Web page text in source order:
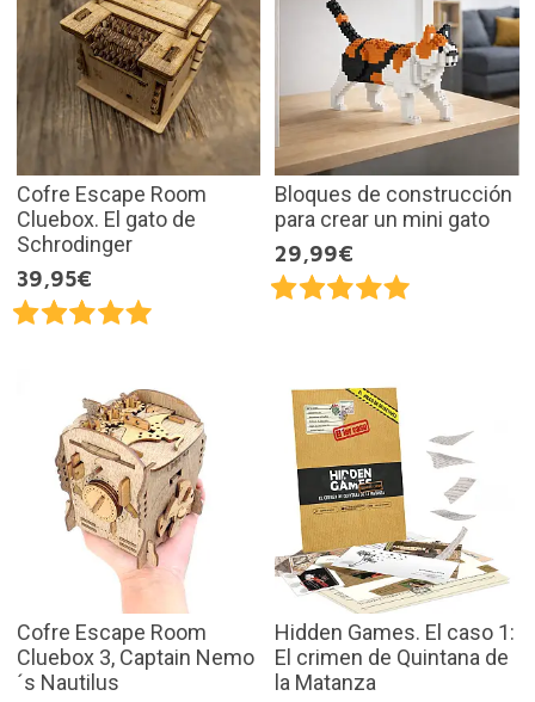
Cofre Escape Room
Cluebox. El gato de
Schrodinger
39,95€
Bloques de construcción
para crear un mini gato
29,99€
Cofre Escape Room
Cluebox 3, Captain Nemo
´s Nautilus
Hidden Games. El caso 1:
El crimen de Quintana de
la Matanza